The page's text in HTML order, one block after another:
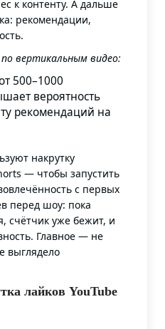
к контенту. А дальше
рекомендации,
вертикальным видео:
500–1000
вероятность
рекомендаций на
накрутку
— чтобы запустить
с первых
перед шоу: пока
счётчик уже бежит, и
Главное — не
выглядело
лайков YouTube